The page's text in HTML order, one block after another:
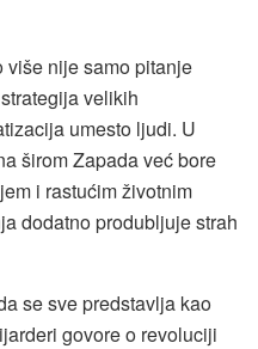
više nije samo pitanje
velikih
umesto ljudi. U
širom Zapada već bore
i rastućim životnim
dodatno produbljuje strah
se sve predstavlja kao
govore o revoluciji